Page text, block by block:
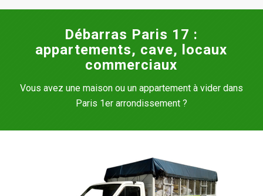
Débarras Paris 17 :
appartements, cave, locaux
commerciaux
Vous avez une maison ou un appartement à vider dans
Paris 1er arrondissement ?